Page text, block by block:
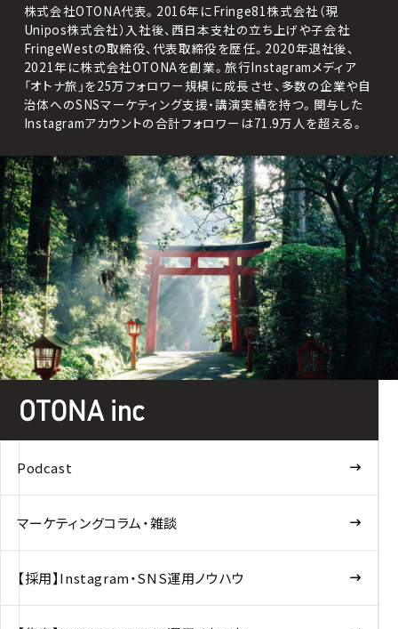
株式会社OTONA代表。2016年にFringe81株式会社（現
Unipos株式会社）入社後、西日本支社の立ち上げや子会社
FringeWestの取締役、代表取締役を歴任。2020年退社後、
2021年に株式会社OTONAを創業。旅行Instagramメディア
「オトナ旅」を25万フォロワー規模に成長させ、多数の企業や自
治体へのSNSマーケティング支援・講演実績を持つ。関与した
Instagramアカウントの合計フォロワーは71.9万人を超える。
Podcast
マーケティングコラム・雑談
【採用】Instagram・SNS運用ノウハウ